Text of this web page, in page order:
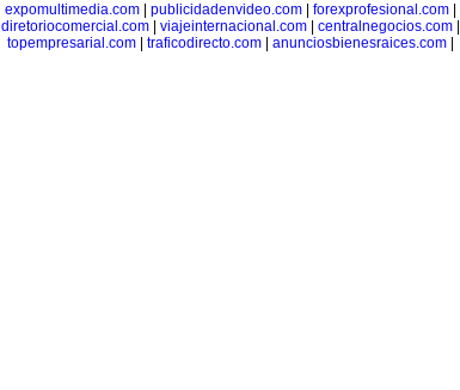
expomultimedia.com
publicidadenvideo.com forexprofesional.com
diretoriocomercial.com
viajeinternacional.com centralnegocios.com
topempresarial.com
traficodirecto.com anunciosbienesraices.com